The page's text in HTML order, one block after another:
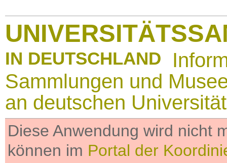
IN DEUTSCHLAND
Sammlungen und
an deutschen
Diese Anwendung wird nicht
können im Portal der